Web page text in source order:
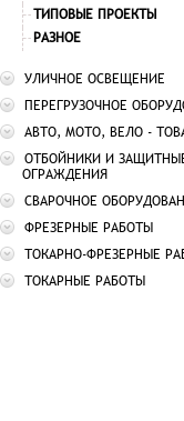
ТИПОВЫЕ ПРОЕКТЫ
РАЗНОЕ
УЛИЧНОЕ ОСВЕЩЕНИЕ
ПЕРЕГРУЗОЧНОЕ
АВТО, МОТО, ВЕЛО -
ОТБОЙНИКИ И
ОГРАЖДЕНИЯ
СВАРОЧНОЕ
ФРЕЗЕРНЫЕ РАБОТЫ
ТОКАРНО-ФРЕЗЕРНЫЕ
ТОКАРНЫЕ РАБОТЫ